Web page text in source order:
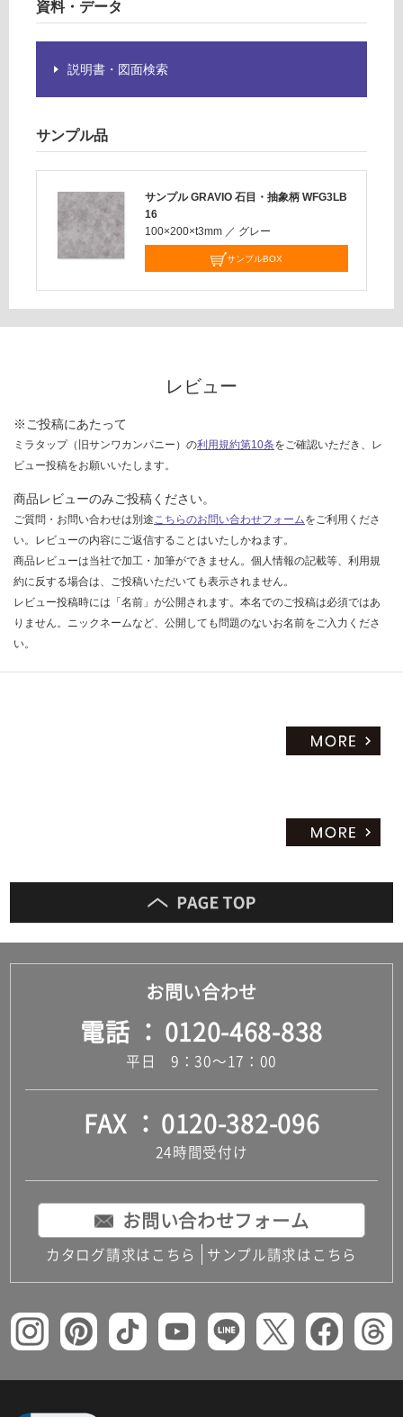
資料・データ
説明書・図面検索
サンプル品
サンプル GRAVIO 石目・抽象柄 WFG3LB
16
100×200×t3mm ／ グレー
サンプルBOX
レビュー
※ご投稿にあたって
ミラタップ（旧サンワカンパニー）の利用規約第10条をご確認いただき、レ
ビュー投稿をお願いいたします。
商品レビューのみご投稿ください。
ご質問・お問い合わせは別途こちらのお問い合わせフォームをご利用くださ
い。レビューの内容にご返信することはいたしかねます。
商品レビューは当社で加工・加筆ができません。個人情報の記載等、利用規
約に反する場合は、ご投稿いただいても表示されません。
レビュー投稿時には「名前」が公開されます。本名でのご投稿は必須ではあ
りません。ニックネームなど、公開しても問題のないお名前をご入力くださ
い。
お問い合わせ
電話 0120-468-838
平日 9：30～17：00
FAX 0120-382-096
24時間受付け
お問い合わせフォーム
カタログ請求はこちら サンプル請求はこちら